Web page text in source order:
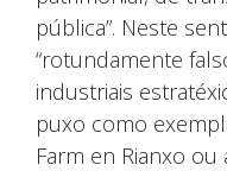
pública”. Neste
“rotundamente
industriais
puxo como
Farm en Rianxo